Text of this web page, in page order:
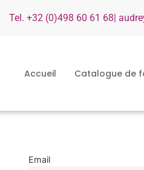
Tel. +32 (0)498 60 61 68|
Accueil Catalogue de
Email